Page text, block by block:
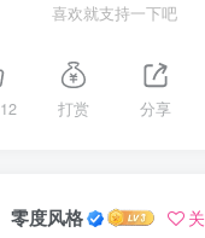
喜欢就支持一下吧
12 打赏 分享
零度风格